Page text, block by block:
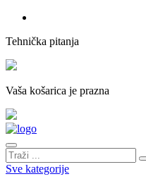
Tehnička pitanja
Vaša košarica je prazna
Sve kategorije